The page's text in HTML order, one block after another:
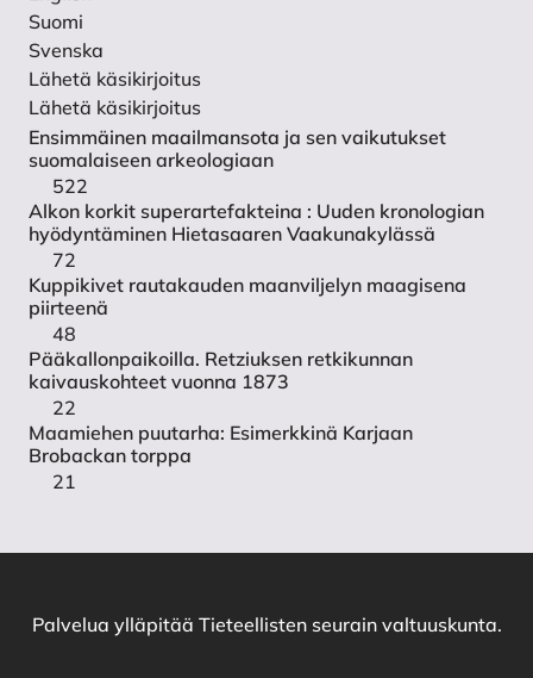
Suomi
Svenska
Lähetä käsikirjoitus
Lähetä käsikirjoitus
Ensimmäinen maailmansota ja sen vaikutukset
suomalaiseen arkeologiaan
522
Alkon korkit superartefakteina : Uuden kronologian
hyödyntäminen Hietasaaren Vaakunakylässä
72
Kuppikivet rautakauden maanviljelyn maagisena
piirteenä
48
Pääkallonpaikoilla. Retziuksen retkikunnan
kaivauskohteet vuonna 1873
22
Maamiehen puutarha: Esimerkkinä Karjaan
Brobackan torppa
21
Palvelua ylläpitää Tieteellisten seurain valtuuskunta.